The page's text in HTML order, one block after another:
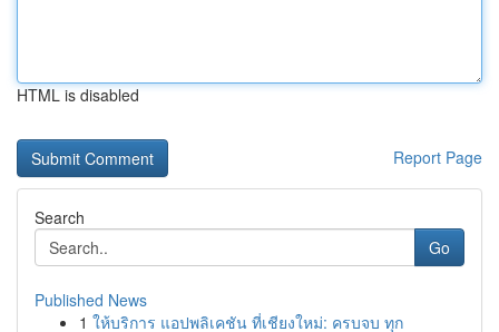
HTML is disabled
Report Page
Search
Go
Published News
1 ให้บริการ แอปพลิเคชัน ที่เชียงใหม่: ครบจบ ทุก